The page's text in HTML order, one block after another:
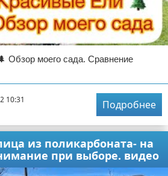
Обзор моего сада. Сравнение
10:31
Подробнее
из поликарбоната- на
при выборе. видео